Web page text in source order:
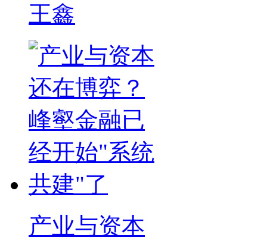
王鑫
产业与资本